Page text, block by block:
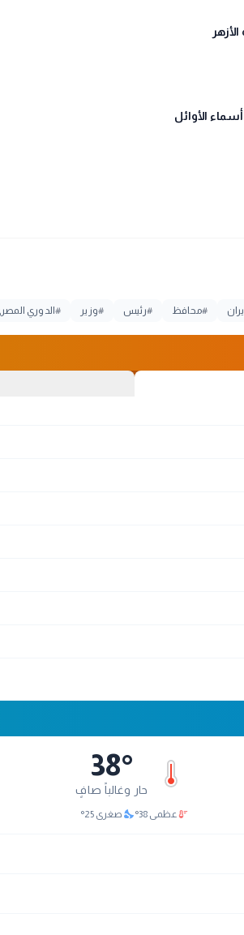
إيران #محافظ #رئيس #وزير #الدوري
38°
حار وغالباً صافٍ
thermostatعظمى 38
°
nights_stay صغرى25
°